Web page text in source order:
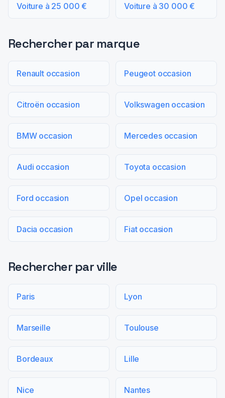
Voiture à 25 000 € Voiture à 30 000 €
Rechercher par marque
Renault occasion Peugeot occasion
Citroën occasion Volkswagen occasion
BMW occasion Mercedes occasion
Audi occasion Toyota occasion
Ford occasion Opel occasion
Dacia occasion Fiat occasion
Rechercher par ville
Paris Lyon
Marseille Toulouse
Bordeaux Lille
Nice Nantes